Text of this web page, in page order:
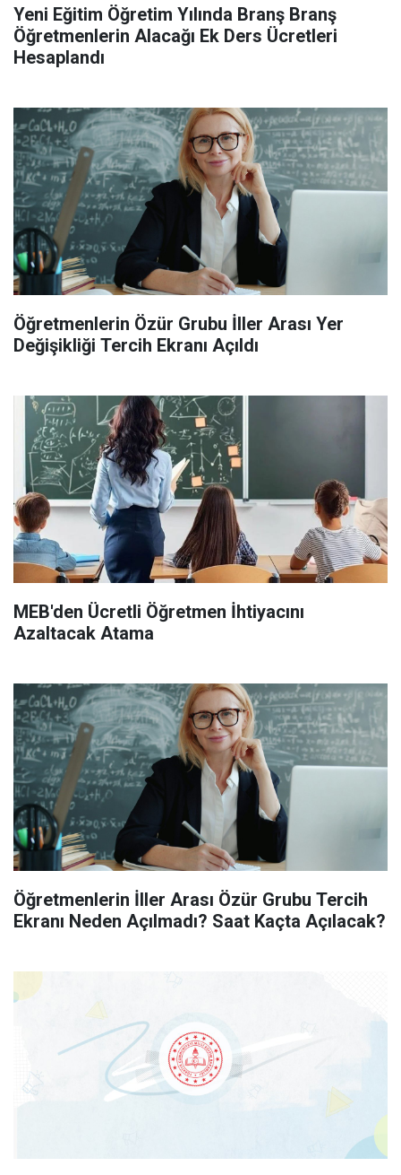
Yeni Eğitim Öğretim Yılında Branş Branş
Öğretmenlerin Alacağı Ek Ders Ücretleri
Hesaplandı
Öğretmenlerin Özür Grubu İller Arası Yer
Değişikliği Tercih Ekranı Açıldı
MEB'den Ücretli Öğretmen İhtiyacını
Azaltacak Atama
Öğretmenlerin İller Arası Özür Grubu Tercih
Ekranı Neden Açılmadı? Saat Kaçta Açılacak?